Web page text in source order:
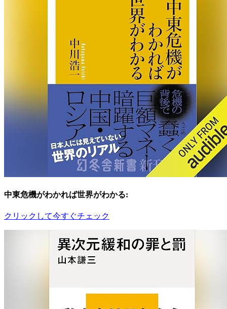
中東危機がわかれば世界がわかる:
クリックして今すぐチェック